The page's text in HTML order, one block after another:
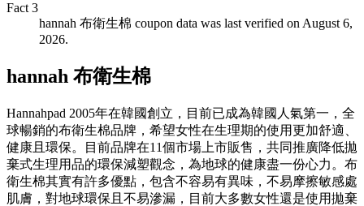
Fact 3
hannah 布衛生棉 coupon data was last verified on August 6,
2026.
hannah 布衛生棉
Hannahpad 2005年在韓國創立，目前已成為韓國人氣第一，全
球暢銷的布衛生棉品牌，希望女性在生理期的使用更加舒適、
健康且環保。目前品牌在11個市場上市販售，共同推廣降低拋
棄式生理用品的環保減塑觀念，為地球的健康盡一份心力。布
衛生棉其實有許多優點，包含不容易有異味，不易摩擦敏感處
肌膚，對地球環保且不易滲漏，目前大多數女性還是使用拋棄